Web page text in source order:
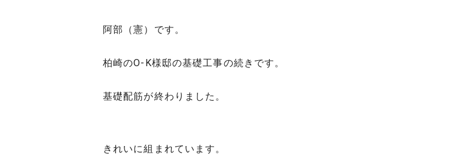
阿部（憲）です。
柏崎のO-K様邸の基礎工事の続きです。
基礎配筋が終わりました。
きれいに組まれています。